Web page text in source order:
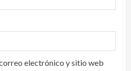
electrónico y sitio web